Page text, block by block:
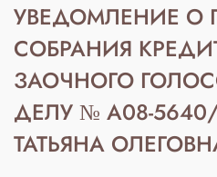
УВЕДОМЛЕНИЕ О
СОБРАНИЯ
ЗАОЧНОГО
ДЕЛУ № А08-
ТАТЬЯНА